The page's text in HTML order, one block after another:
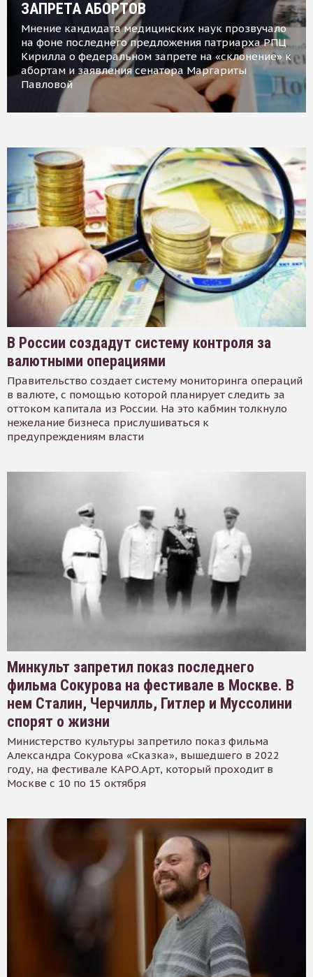
ЗАПРЕТА АБОРТОВ
Мнение кандидата медицинских наук прозвучало
на фоне последнего предложения патриарха РПЦ
Кирилла о федеральном запрете на «склонение» к
абортам и заявления сенатора Маргариты
Павловой
В России создадут систему контроля за
валютными операциями
Правительство создает систему мониторинга операций
в валюте, с помощью которой планирует следить за
оттоком капитала из России. На это кабмин толкнуло
нежелание бизнеса прислушиваться к
предупреждениям власти
Минкульт запретил показ последнего
фильма Сокурова на фестивале в Москве. В
нем Сталин, Черчилль, Гитлер и Муссолини
спорят о жизни
Министерство культуры запретило показ фильма
Александра Сокурова «Сказка», вышедшего в 2022
году, на фестивале КАРО.Арт, который проходит в
Москве с 10 по 15 октября